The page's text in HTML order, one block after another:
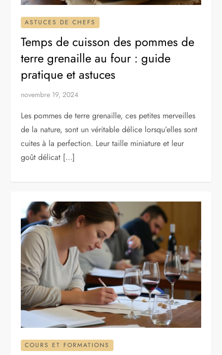
ASTUCES DE CHEFS
Temps de cuisson des pommes de
terre grenaille au four : guide
pratique et astuces
novembre 19, 2024
Les pommes de terre grenaille, ces petites merveilles
de la nature, sont un véritable délice lorsqu’elles sont
cuites à la perfection. Leur taille miniature et leur
goût délicat […]
COURS ET FORMATIONS